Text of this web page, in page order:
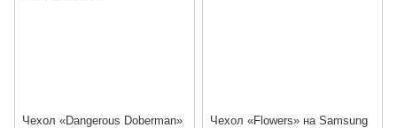
Чехол «Dangerous Doberman»
Чехол «Flowers» на Samsung